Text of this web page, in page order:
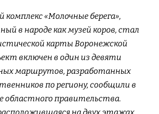
«Молочные берега»,
в народе как музей коров, стал
карты Воронежской
включен в один из девяти
маршрутов, разработанных
по региону, сообщили в
областного правительства.
на двух этажах